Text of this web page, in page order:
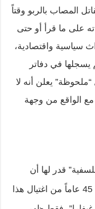
المصاب بالربو وقتاً
على ما قرأ أو حتى
سياسية واقتصادية،
يسجلها في دفاتر
يعلن أنه لا
الواقع من وجهة
قدر لها أن
تبقى وتعيش لتخرج إلى النور بعد 45 عاماً من اغتيال هذا